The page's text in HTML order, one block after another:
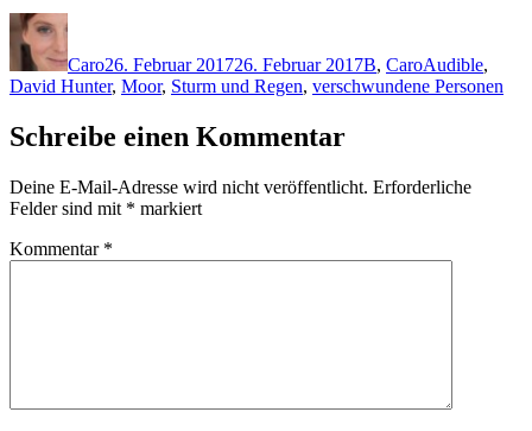
Autor
Caro26. Februar 201726. Februar 2017B, CaroAudible,
David Hunter, Moor, Sturm und Regen, verschwundene Personen
Schreibe einen Kommentar
Deine E-Mail-Adresse wird nicht veröffentlicht. Erforderliche
Felder sind mit * markiert
Kommentar *